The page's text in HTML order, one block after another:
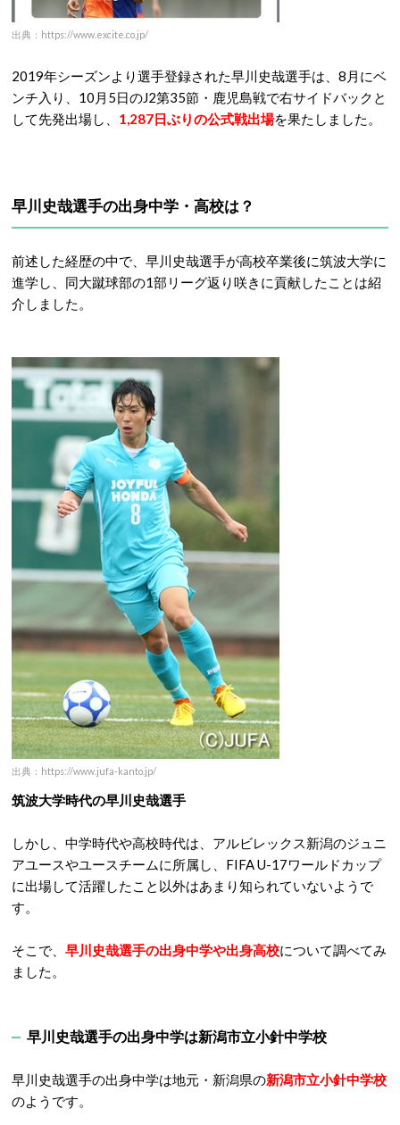
出典：https://www.excite.co.jp/
2019年シーズンより選手登録された早川史哉選手は、8月にベ
ンチ入り、10月5日のJ2第35節・鹿児島戦で右サイドバックと
して先発出場し、 1,287日ぶりの公式戦出場を果たしました。
早川史哉選手の出身中学・高校は？
前述した経歴の中で、早川史哉選手が高校卒業後に筑波大学に
進学し、同大蹴球部の1部リーグ返り咲きに貢献したことは紹
介しました。
出典：https://www.jufa-kanto.jp/
筑波大学時代の早川史哉選手
しかし、中学時代や高校時代は、アルビレックス新潟のジュニ
アユースやユースチームに所属し、FIFA U-17ワールドカップ
に出場して活躍したこと以外はあまり知られていないようで
す。
そこで、 早川史哉選手の出身中学や出身高校について調べてみ
ました。
早川史哉選手の出身中学は新潟市立小針中学校
早川史哉選手の出身中学は地元・新潟県の新潟市立小針中学校
のようです。